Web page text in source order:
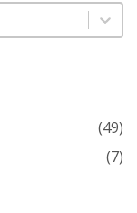
(49)
(7)